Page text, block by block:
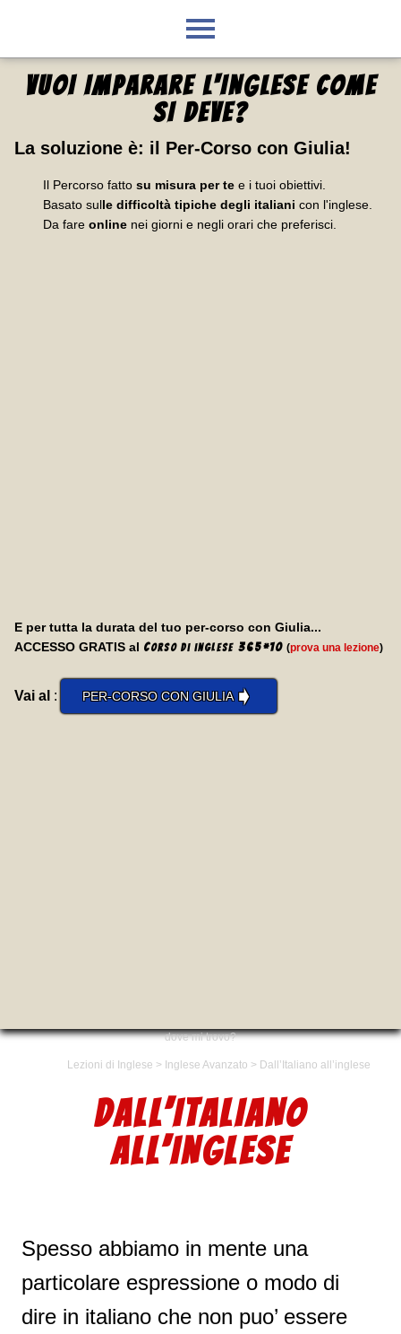
VUOI IMPARARE L'INGLESE COME
SI DEVE?
La soluzione è: il Per-Corso con Giulia!
Il Percorso fatto su misura per te e i tuoi obiettivi.
Basato sulle difficoltà tipiche degli italiani con l'inglese.
Da fare online nei giorni e negli orari che preferisci.
E per tutta la durata del tuo per-corso con Giulia...
ACCESSO GRATIS al Corso di inglese 365*10 (prova una lezione)
Vai al : PER-CORSO CON GIULIA➧
dove mi trovo?
Lezioni di Inglese > Inglese Avanzato > Dall’Italiano all’inglese
DALL’ITALIANO
ALL’INGLESE
Spesso abbiamo in mente una
particolare espressione o modo di
dire in italiano che non puo’ essere